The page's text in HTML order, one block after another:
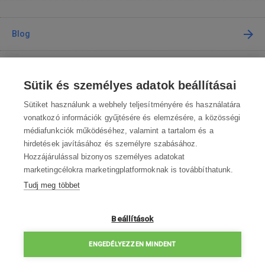
Blog
A vásárlásról
Kapcsolat
Lépjen kapcsolatba velünk
Hé-Pé 8:00—16:30
Sütik és személyes adatok beállításai
Sütiket használunk a webhely teljesítményére és használatára
vonatkozó információk gyűjtésére és elemzésére, a közösségi
médiafunkciók működéséhez, valamint a tartalom és a
hirdetések javításához és személyre szabásához.
Hozzájárulással bizonyos személyes adatokat
marketingcélokra marketingplatformoknak is továbbíthatunk.
Tudj meg többet
Beállítások
ENGEDÉLYEZZEN MINDENT